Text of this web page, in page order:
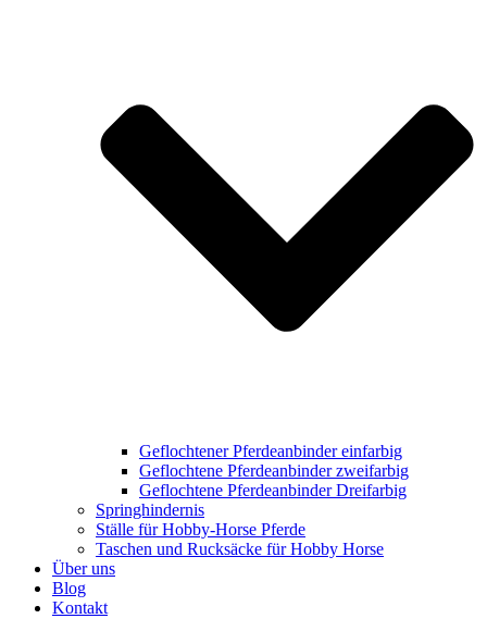
Geflochtener Pferdeanbinder einfarbig
Geflochtene Pferdeanbinder zweifarbig
Geflochtene Pferdeanbinder Dreifarbig
Springhindernis
Ställe für Hobby-Horse Pferde
Taschen und Rucksäcke für Hobby Horse
Über uns
Blog
Kontakt